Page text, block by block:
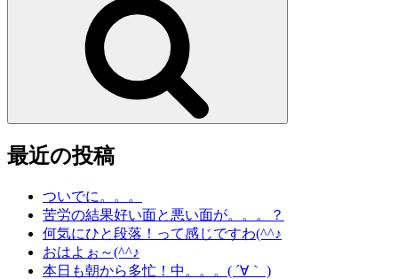
最近の投稿
ついでに。。。
苦労の結果好い面と悪い面が。。。？
何気にひと段落！って感じですわ(^^♪
おはよぉ～(^^♪
本日も朝から多忙！中。。。( ´∀｀ )